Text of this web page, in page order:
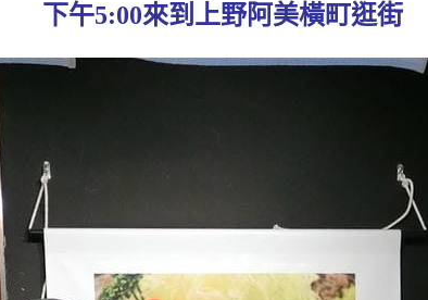
下午5:00來到上野阿美橫町逛街